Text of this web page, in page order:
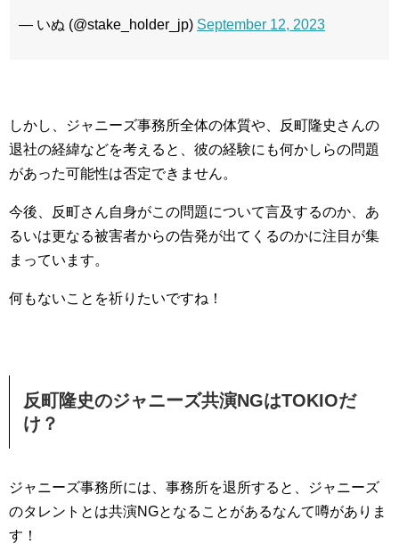
— いぬ (@stake_holder_jp) September 12, 2023
しかし、ジャニーズ事務所全体の体質や、反町隆史さんの
退社の経緯などを考えると、彼の経験にも何かしらの問題
があった可能性は否定できません。
今後、反町さん自身がこの問題について言及するのか、あ
るいは更なる被害者からの告発が出てくるのかに注目が集
まっています。
何もないことを祈りたいですね！
反町隆史のジャニーズ共演NGはTOKIOだ
け？
ジャニーズ事務所には、事務所を退所すると、ジャニーズ
のタレントとは共演NGとなることがあるなんて噂がありま
す！